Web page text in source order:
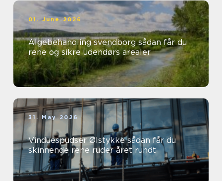
01. June 2026
Algebehandling svendborg sådan får du
rene og sikre udendørs arealer
31. May 2026
Vinduespudser Ølstykke sådan får du
skinnende rene ruder året rundt